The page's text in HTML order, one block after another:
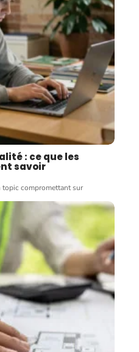
: ce que les
savoir
compromettant sur